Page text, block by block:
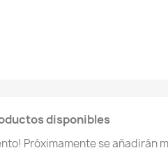
disponibles
Próximamente se añadirán